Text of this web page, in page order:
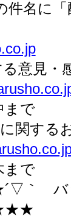
件名に
意見・
まで
に関す
まで
バッ